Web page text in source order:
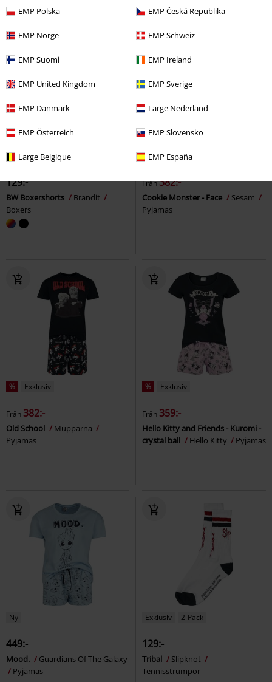
EMP Polska EMP Česká Republika
EMP Norge EMP Schweiz
EMP Suomi EMP Ireland
EMP United Kingdom EMP Sverige
EMP Danmark Large Nederland
EMP Österreich EMP Slovensko
Large Belgique EMP España
Finns även i stora storlekar
129:-
BW Boxershorts
Brandit
Boxers
23% RABATT
Från382:-
Cookie Monster - Face
Sesam
Pyjamas
% Exklusiv
Från 382:-
Old School
Mupparna
Pyjamas
% Exklusiv
Från 359:-
Hello Kitty and Friends - Kuromi -
crystal ball
Hello Kitty Pyjamas
Ny
449:-
Mood.
Guardians Of The Galaxy
Pyjamas
Exklusiv 2-Pack
129:-
Tribal
Slipknot
Tennisstrumpor